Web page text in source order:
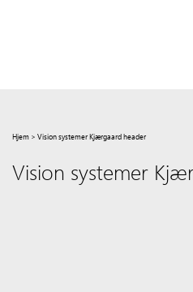
Hjem > Vision systemer Kjærgaard header
Vision systemer